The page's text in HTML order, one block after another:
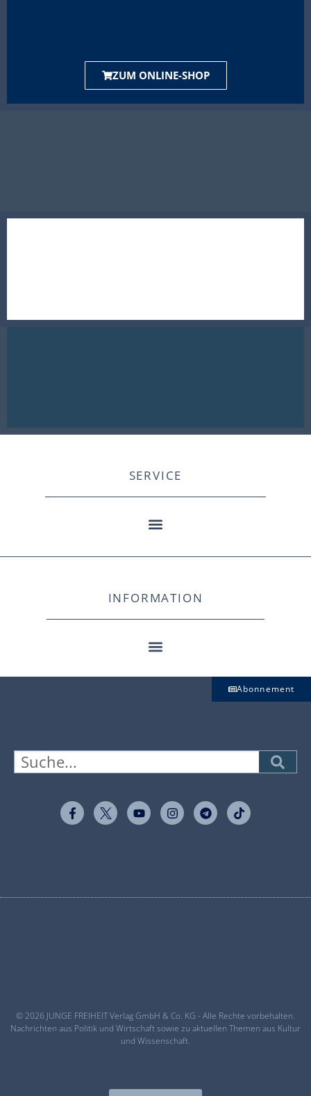
ZUM ONLINE-SHOP
SERVICE
INFORMATION
Abonnement
© 2026 JUNGE FREIHEIT Verlag GmbH & Co. KG - Alle Rechte vorbehalten.
Nachrichten aus Politik und Wirtschaft sowie zu aktuellen Themen aus Kultur
und Wissenschaft.